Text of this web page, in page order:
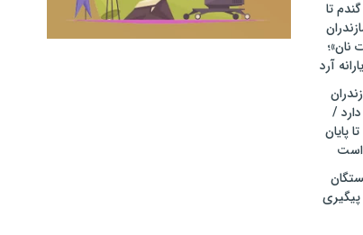
تا
نان»؛
آرد
/
پایان